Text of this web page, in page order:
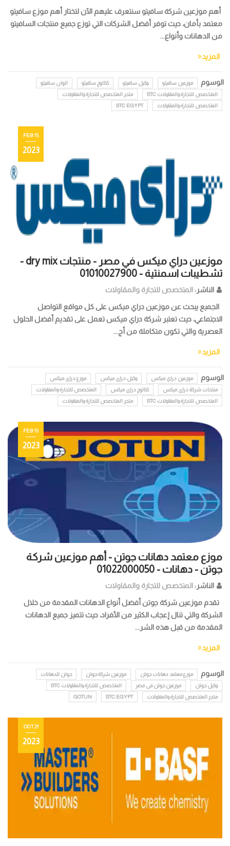
أهم موزعين شركة سافيتو سنتعرف عليهم الآن لتختار أهم موزع سافيتو
معتمد بأمان، حيث توفر أفضل الشركات التي توزع جميع منتجات السافيتو
من الدهانات وأنواع...
المزيد
الوسوم موزعين سافيتو وكيل سافيتو كتالوج سافيتو
الوان سافيتو
المتخصص للتجارة والمقاولات STC
متجر المتخصص للتجارة والمقاولات
المتخصص للتجارة والمقاولات
STC EGYPT
موزعين دراي ميكس في مصر - منتجات dry mix -
تشطيبات اسمنتية - 01010027900
15 FEB
2023
الناشر: المتخصص للتجارة والمقاولات
الجميع يبحث عن موزعين دراي ميكس على كل مواقع التواصل
الاجتماعي، حيث تعتبر شركة دراي ميكس تعمل على تقديم أفضل الحلول
العصرية والتي تكون متكاملة من أج...
المزيد
الوسوم موزعين دراي ميكس وكيل دراى ميكس
موزع دراى ميكس
منتجات شركة دراى ميكس
كتالوج دراى ميكس
المتخصص للتجارة والمقاولات
المتخصص للتجارة والمقاولات STC
متجر المتخصص للتجارة والمقاولات
موزع معتمد دهانات جوتن - أهم موزعين شركة
جوتن - دهانات - 01022000050
15 FEB
2023
الناشر: المتخصص للتجارة والمقاولات
تقدم موزعين شركة جوتن أفضل أنواع الدهانات المقدمة من خلال
الشركة والتي تنال إعجاب الكثير من الأفراد، حيث تتميز جميع الدهانات
المقدمة من قبل هذه الشر...
المزيد
الوسوم موزع معتمد دهانات جوتن موزعين شركة جوتن
جوتن للدهانات
وكيل جوتن
موزعين جوتن فى مصر
المتخصص للتجارة والمقاولات STC
متجر المتخصص للتجارة والمقاولات
STC EGYPT
GOTUN
21 OCT
2023